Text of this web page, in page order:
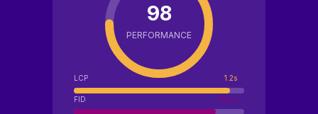
98
PERFORMANCE
LCP 1.2s
FID 45ms